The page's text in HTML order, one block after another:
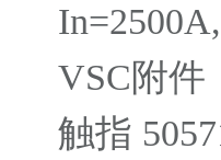
VSC附件
触指